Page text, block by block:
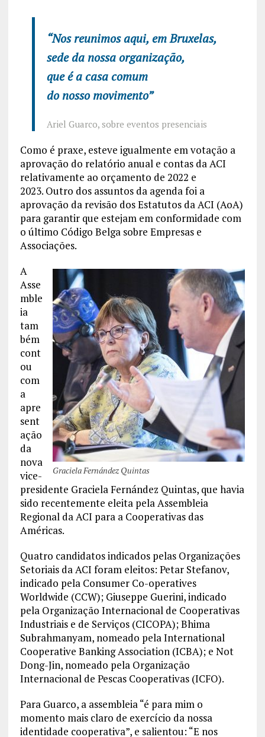
“Nos reunimos aqui, em Bruxelas,
sede da nossa organização,
que é a casa comum
do nosso movimento”
Ariel Guarco, sobre eventos presenciais
Como é praxe, esteve igualmente em votação a
aprovação do relatório anual e contas da ACI
relativamente ao orçamento de 2022 e
2023. Outro dos assuntos da agenda foi a
aprovação da revisão dos Estatutos da ACI (AoA)
para garantir que estejam em conformidade com
o último Código Belga sobre Empresas e
Associações.
Graciela Fernández Quintas
A
Asse
mble
ia
tam
bém
cont
ou
com
a
apre
sent
ação
da
nova
vice-
presidente Graciela Fernández Quintas, que havia
sido recentemente eleita pela Assembleia
Regional da ACI para a Cooperativas das
Américas.
Quatro candidatos indicados pelas Organizações
Setoriais da ACI foram eleitos: Petar Stefanov,
indicado pela Consumer Co-operatives
Worldwide (CCW); Giuseppe Guerini, indicado
pela Organização Internacional de Cooperativas
Industriais e de Serviços (CICOPA); Bhima
Subrahmanyam, nomeado pela International
Cooperative Banking Association (ICBA); e Not
Dong-Jin, nomeado pela Organização
Internacional de Pescas Cooperativas (ICFO).
Para Guarco, a assembleia “é para mim o
momento mais claro de exercício da nossa
identidade cooperativa”, e salientou: “E nos